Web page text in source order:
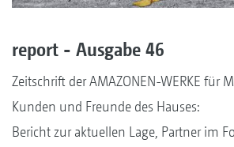
report - Ausgabe 46
Zeitschrift der AMAZONEN-WERKE für
Kunden und Freunde des Hauses:
Bericht zur aktuellen Lage, Partner im